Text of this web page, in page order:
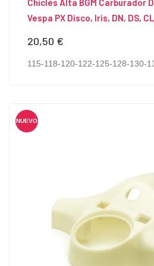
Chiclés Alta BGM Carburador
Vespa PX Disco, Iris, DN, DS,
Precio
20,50 €
115-118-120-122-125-128-130-
NUEVO